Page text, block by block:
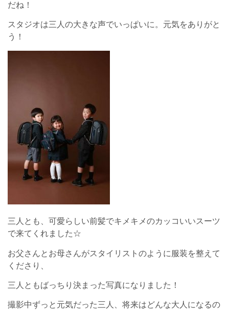
だね！
スタジオは三人の大きな声でいっぱいに。元気をありがと
う！
三人とも、可愛らしい前髪でキメキメのカッコいいスーツ
で来てくれました☆
お父さんとお母さんがスタイリストのように服装を整えて
くださり、
三人ともばっちり決まった写真になりました！
撮影中ずっと元気だった三人、将来はどんな大人になるの